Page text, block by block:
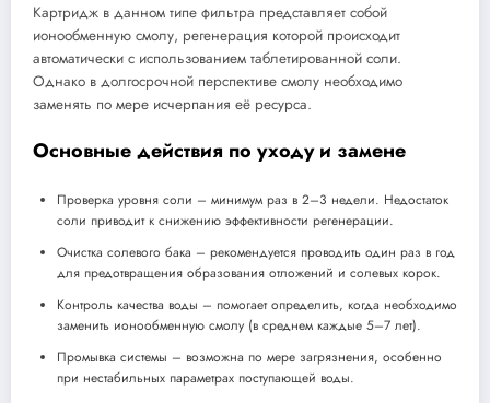
Картридж в данном типе фильтра представляет собой
ионообменную смолу, регенерация которой происходит
автоматически с использованием таблетированной соли.
Однако в долгосрочной перспективе смолу необходимо
заменять по мере исчерпания её ресурса.
Основные действия по уходу и замене
Проверка уровня соли – минимум раз в 2–3 недели. Недостаток
соли приводит к снижению эффективности регенерации.
Очистка солевого бака – рекомендуется проводить один раз в год
для предотвращения образования отложений и солевых корок.
Контроль качества воды – помогает определить, когда необходимо
заменить ионообменную смолу (в среднем каждые 5–7 лет).
Промывка системы – возможна по мере загрязнения, особенно
при нестабильных параметрах поступающей воды.